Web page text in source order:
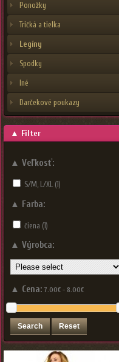
Ponožky
Tričká a tielka
Legíny
Spodky
Iné
Darčekové poukazy
▲ Filter
▲ Veľkosť:
S/M, L/XL (1)
▲ Farba:
čiena (1)
▲ Výrobca:
▲ Cena: 7.00€ - 8.00€